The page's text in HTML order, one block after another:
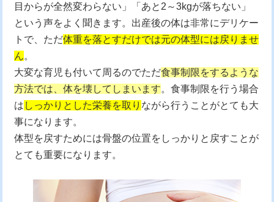
目からが全然変わらない」「あと2～3kgが落ちない」
という声をよく聞きます。出産後の体は非常にデリケー
トで、ただ体重を落とすだけでは元の体型には戻りませ
ん。
大変な育児も付いて周るのでただ食事制限をするような
方法では、体を壊してしまいます。食事制限を行う場合
は しっかりとした栄養を取り ながら行うことがとても大
事になります。
体型を戻すためには骨盤の位置をしっかりと戻すことが
とても重要になります。